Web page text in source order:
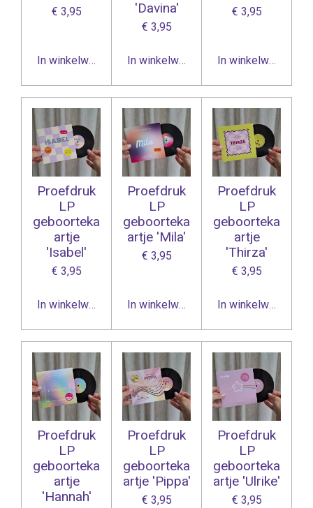
€ 3,95
In winkelwagen
'Davina'
€ 3,95
In winkelwagen
€ 3,95
In winkelwagen
Proefdruk
LP
geboorteka
artje
'Isabel'
€ 3,95
In winkelwagen
Proefdruk
LP
geboorteka
artje 'Mila'
€ 3,95
In winkelwagen
Proefdruk
LP
geboorteka
artje
'Thirza'
€ 3,95
In winkelwagen
Proefdruk
LP
geboorteka
artje
'Hannah'
Proefdruk
LP
geboorteka
artje 'Pippa'
€ 3,95
Proefdruk
LP
geboorteka
artje 'Ulrike'
€ 3,95